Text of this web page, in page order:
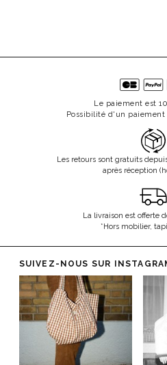
Le paiement est
Possibilité d'un paiement
Les retours sont gratuits
après réception
La livraison est offerte
*Hors mobilier,
SUIVEZ-NOUS SUR